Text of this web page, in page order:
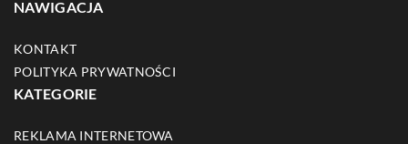
NAWIGACJA
KONTAKT
POLITYKA PRYWATNOŚCI
KATEGORIE
REKLAMA INTERNETOWA